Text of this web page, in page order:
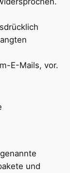
E-Mails, vor.
und